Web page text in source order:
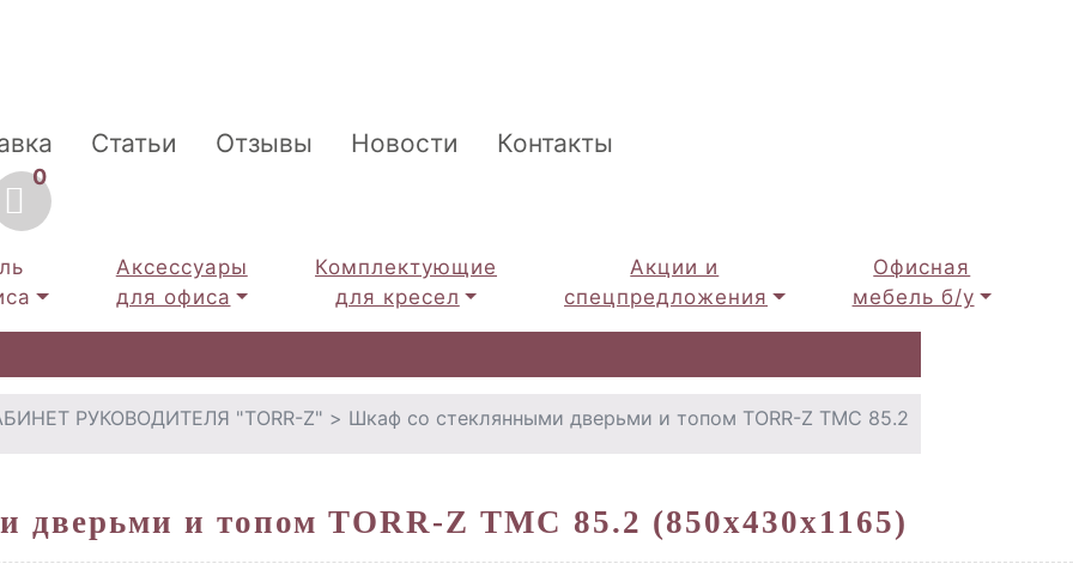
Статьи Отзывы Новости Контакты
0
Аксессуары
для офиса
Комплектующие
для кресел
Акции и
спецпредложения
Офисная
мебель б/у
РУКОВОДИТЕЛЯ "TORR-Z" > Шкаф со стеклянными дверьми и топом TORR-Z TMC 85.2
и топом TORR-Z TMC 85.2 (850х430х1165)